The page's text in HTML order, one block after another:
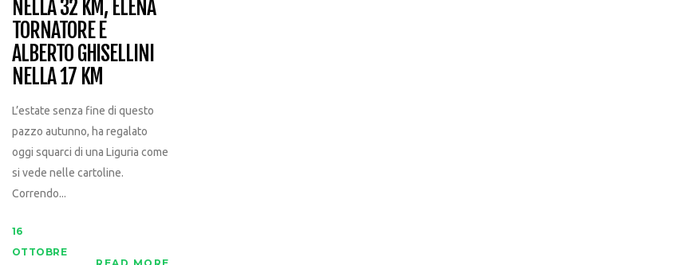
NELLA 32 KM, ELENA
TORNATORE E
ALBERTO GHISELLINI
NELLA 17 KM
L’estate senza fine di questo
pazzo autunno, ha regalato
oggi squarci di una Liguria come
si vede nelle cartoline.
Correndo...
16
OTTOBRE